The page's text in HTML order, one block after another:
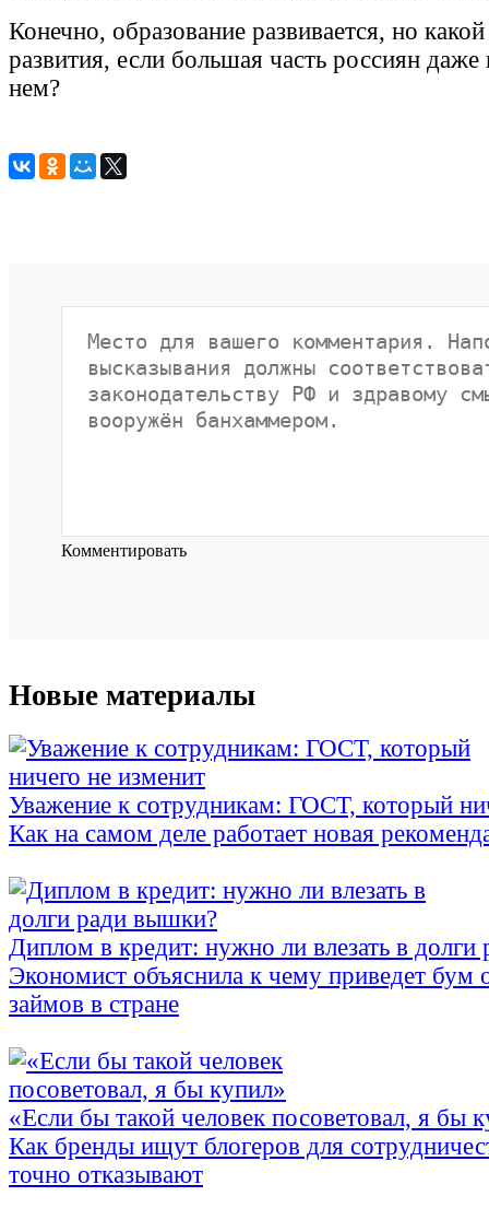
Конечно, образование развивается, но
развития, если большая часть россиян даже
нем?
Комментировать
Новые материалы
Уважение к сотрудникам: ГОСТ, который
Как на самом деле работает новая
Диплом в кредит: нужно ли влезать в
Экономист объяснила к чему приведет бум
займов в стране
«Если бы такой человек посоветовал, я бы
Как бренды ищут блогеров для
точно отказывают